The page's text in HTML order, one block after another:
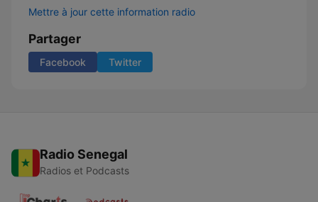
Mettre à jour cette information radio
Partager
Facebook Twitter
Radio Senegal
Radios et Podcasts